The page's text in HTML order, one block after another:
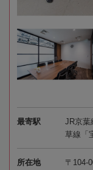
最寄駅
JR京葉
草線「
所在地
〒104-